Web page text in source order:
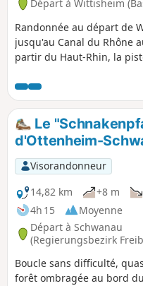
Départ à Wittisheim
Randonnée au départ de
jusqu'au Canal du Rhône
partir du Haut-Rhin, la
hauteur de Artzenheim. À
peut visiter la vieille ville
Venise. À la cave
la piste cyclable à travers
pour rejoindre Sigolsheim,
Beblenheim. À Kintzheim,
vers Sélestat, en passant
Cigoland. On regagne
Wittisheim.
Le
d'Ottenheim-
Visorandonneur
14,82 km
+8 m
4h 15
Moyenne
Départ à Schwanau
(Regierungsbezirk
Boucle sans difficulté,
forêt ombragée au bord